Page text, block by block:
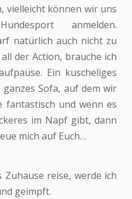
vielleicht können wir uns
anmelden.
natürlich auch nicht zu
der Action, brauche ich
Ein kuscheliges
Sofa, auf dem wir
fantastisch und wenn es
im Napf gibt, dann
mich auf Euch…
reise, werde ich
geimpft.